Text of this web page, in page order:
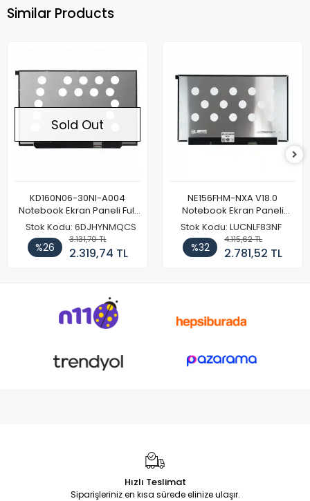
Similar Products
Sold Out
KD160N06-30NI-A004
Notebook Ekran Paneli Full
HD
Stok Kodu: 6DJHYNMQCS
%26
3.131,70 TL
2.319,74 TL
NE156FHM-NXA V18.0
Notebook Ekran Paneli
144Hz
Stok Kodu: LUCNLF83NF
%32
4.115,62 TL
2.781,52 TL
Hızlı Teslimat
Siparişleriniz en kısa sürede elinize ulaşır.